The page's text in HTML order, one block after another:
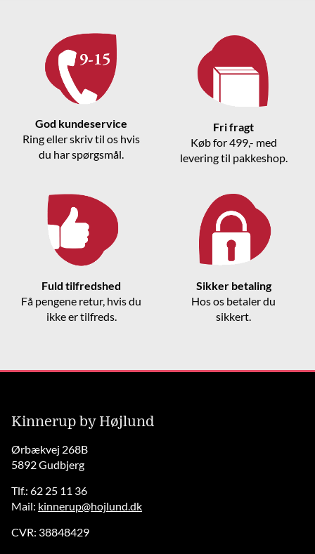
God kundeservice
Ring eller skriv til os hvis
du har spørgsmål.
Fri fragt
Køb for 499,- med
levering til pakkeshop.
Fuld tilfredshed
Få pengene retur, hvis du
ikke er tilfreds.
Sikker betaling
Hos os betaler du
sikkert.
Kinnerup by Højlund
Ørbækvej 268B
5892 Gudbjerg
Tlf.: 62 25 11 36
Mail: kinnerup@hojlund.dk
CVR: 38848429